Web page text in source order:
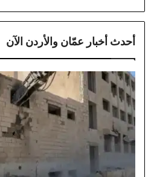
أحدث أخبار عمّان والأردن الآن